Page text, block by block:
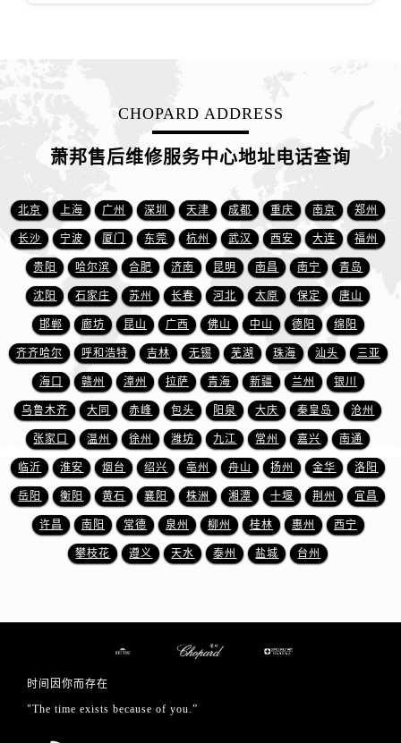
江苏省扬州市邗江区国展路29号星耀天地写字楼1号楼18层1803室萧邦售后服务中心（需提前预约）
江苏省镇江市京口区中山东路萧邦售后服务中心（需提前预约）
江西省抚州市临川区赣东大道萧邦售后服务中心（需提前预约）
江西省赣州市章贡区文清路萧邦售后服务中心（需提前预约）
江西省吉安市吉州区井冈山大道萧邦售后服务中心（需提前预约）
江西省景德镇市珠山区珠山中路萧邦售后服务中心（需提前预约）
江西省九江市浔阳区浔阳路萧邦售后服务中心（需提前预约）
江西省南昌市红谷滩新区红谷中大道998号绿地双子塔（中央广场）A1座办公楼14层1407室萧邦售后服务中心（需提前预约）
江西省萍乡市安源区萍安北大道与康庄路交叉口萧邦售后服务中心（需提前预约）
江西省上饶市信州区滨江西路萧邦售后服务中心（需提前预约）
江西省新余市渝水区北湖西路萧邦售后服务中心（需提前预约）
江西省宜春市袁州区中山中路萧邦售后服务中心（需提前预约）
江西省鹰潭市月湖区胜利东路萧邦售后服务中心（需提前预约）
山东省德州市德城区东风中路萧邦售后服务中心（需提前预约）
山东省莱芜市文化南路8号银座商城名表维修一楼名表维修萧邦售后服务中心（需提前预约）
CHOPARD ADDRESS
萧邦售后维修服务中心地址电话查询
北京 上海 广州 深圳 天津 成都 重庆 南京 郑州
长沙 宁波 厦门 东莞 杭州 武汉 西安 大连 福州
贵阳 哈尔滨 合肥 济南 昆明 南昌 南宁 青岛
沈阳 石家庄 苏州 长春 河北 太原 保定 唐山
邯郸 廊坊 昆山 广西 佛山 中山 德阳 绵阳
齐齐哈尔 呼和浩特 吉林 无锡 芜湖 珠海 汕头 三亚
海口 赣州 漳州 拉萨 青海 新疆 兰州 银川
乌鲁木齐 大同 赤峰 包头 阳泉 大庆 秦皇岛 沧州
张家口 温州 徐州 潍坊 九江 常州 嘉兴 南通
临沂 淮安 烟台 绍兴 亳州 舟山 扬州 金华 洛阳
岳阳 衡阳 黄石 襄阳 株洲 湘潭 十堰 荆州 宜昌
许昌 南阳 常德 泉州 柳州 桂林 惠州 西宁
攀枝花 遵义 天水 泰州 盐城 台州
时间因你而存在
"The time exists because of you.”